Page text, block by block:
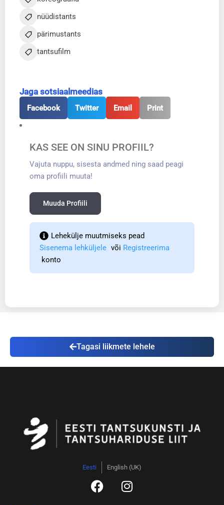
nüüdistants
pärimustants
tantsufilm
Jaga sotsiaalmeedias
Facebook Twitter Email Print
KAS SEE ON SINU PROFIIL?
Vajuta nuppu, sisesta andmed ning saad peagi
oma profiili muuta!
Muuda Profiili
Lehekülje muutmiseks pead
Sisenema lehküljele või Registreerima
konto
Tagasi liikmete lehele
Eesti English (UK)
F
a
I
n